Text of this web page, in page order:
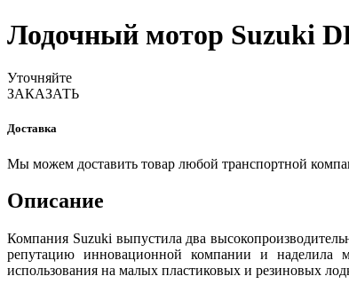
Лодочный мотор Suzuki
Уточняйте
ЗАКАЗАТЬ
Доставка
Мы можем доставить товар любой транспортной
Описание
Компания Suzuki выпустила два
репутацию инновационной компании и наделила
использования на малых пластиковых и резиновых